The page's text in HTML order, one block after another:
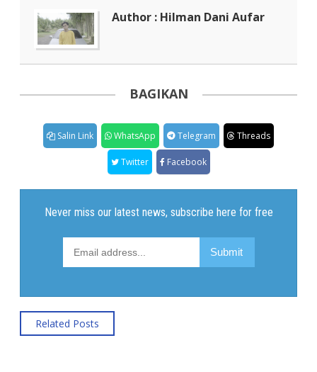
Author : Hilman Dani Aufar
BAGIKAN
Salin Link WhatsApp Telegram Threads
Twitter Facebook
Related Posts